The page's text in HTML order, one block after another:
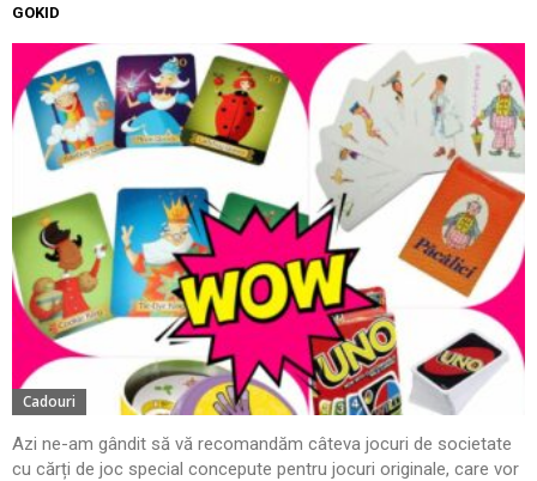
GOKID
Cadouri
Azi ne-am gândit să vă recomandăm câteva jocuri de societate
cu cărți de joc special concepute pentru jocuri originale, care vor